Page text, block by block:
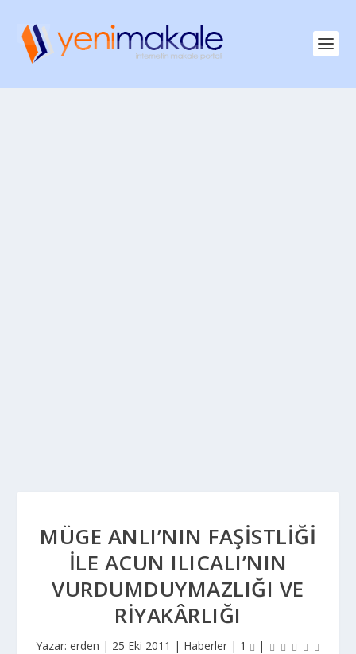
MÜGE ANLI’NIN FAŞISTLIĞI
ILE ACUN ILICALI’NIN
VURDUMDUYMAZLIĞI VE
RIYAKÂRLIĞI
Yazar: erden | 25 Eki 2011 | Haberler | 1 |